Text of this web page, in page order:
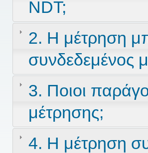
NDT;
2. Η μέτρηση
συνδεδεμένος
3. Ποιοι
μέτρησης;
4. Η μέτρηση